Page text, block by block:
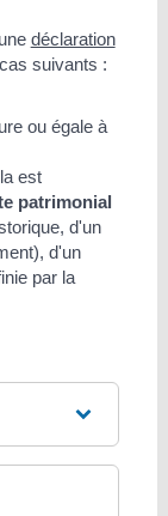
déclaration
suivants :
ou égale à
est
patrimonial
d'un
d'un
par la